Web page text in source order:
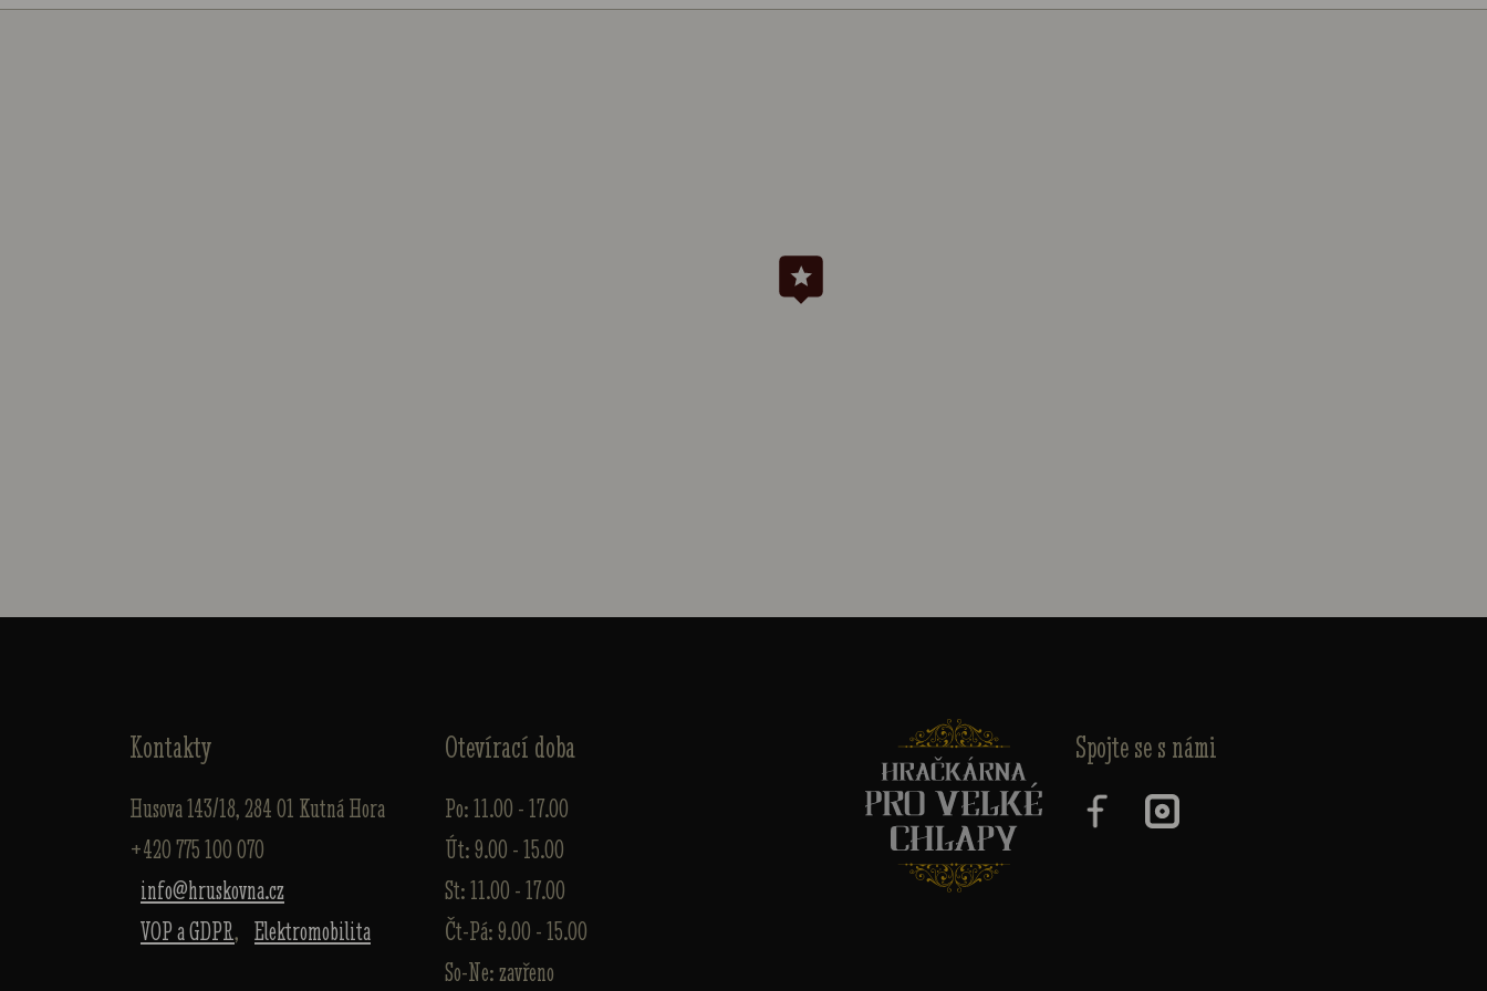
Kontakty
Husova 143/18, 284 01 Kutná Hora
+420 775 100 070
info@hruskovna.cz
VOP a GDPR, Elektromobilita
Otevírací doba
Po: 11.00 - 17.00
Út: 9.00 - 15.00
St: 11.00 - 17.00
Čt-Pá: 9.00 - 15.00
So-Ne: zavřeno
Spojte se s námi